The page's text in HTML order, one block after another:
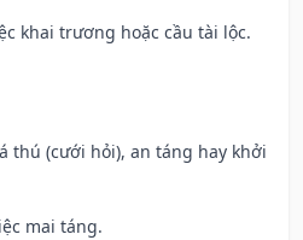
khai trương hoặc cầu tài lộc.
thú (cưới hỏi), an táng hay khởi
mai táng.